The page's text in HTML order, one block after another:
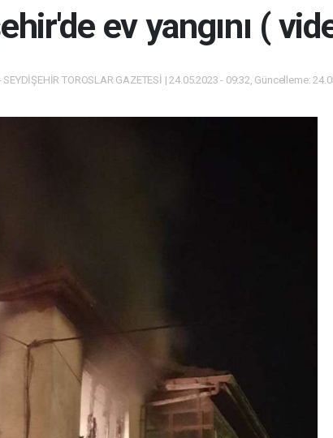
ev yangını (
SEYDİŞEHİR TOROSLAR GAZETESİ | 24.05.2023 - 09:32, Güncelleme: